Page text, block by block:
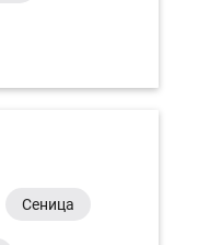
Сеница